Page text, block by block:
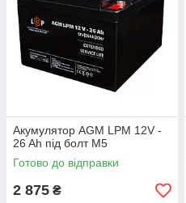
Акумулятор AGM LPM 12V -
26 Ah під болт М5
Готово до відправки
2 875 ₴